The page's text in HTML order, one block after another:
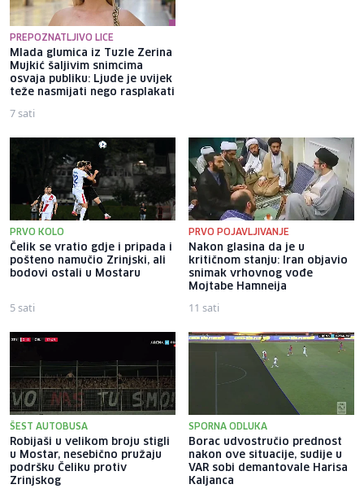
PREPOZNATLJIVO LICE
Mlada glumica iz Tuzle Zerina
Mujkić šaljivim snimcima
osvaja publiku: Ljude je uvijek
teže nasmijati nego rasplakati
7 sati
PRVO KOLO
Čelik se vratio gdje i pripada i
pošteno namučio Zrinjski, ali
bodovi ostali u Mostaru
5 sati
PRVO POJAVLJIVANJE
Nakon glasina da je u
kritičnom stanju: Iran objavio
snimak vrhovnog vođe
Mojtabe Hamneija
11 sati
ŠEST AUTOBUSA
Robijaši u velikom broju stigli
u Mostar, nesebično pružaju
podršku Čeliku protiv
Zrinjskog
SPORNA ODLUKA
Borac udvostručio prednost
nakon ove situacije, sudije u
VAR sobi demantovale Harisa
Kaljanca